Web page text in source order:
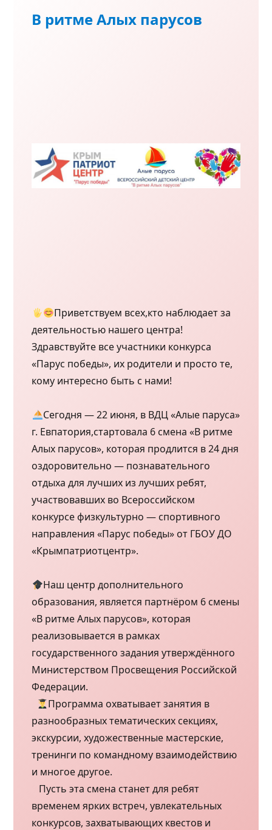
В ритме Алых парусов
Приветствуем всех,кто наблюдает за
деятельностью нашего центра!
Здравствуйте все участники конкурса
«Парус победы», их родители и просто те,
кому интересно быть с нами!
Сегодня — 22 июня, в ВДЦ «Алые паруса»
г. Евпатория,стартовала 6 смена «В ритме
Алых парусов», которая продлится в 24 дня
оздоровительно — познавательного
отдыха для лучших из лучших ребят,
участвовавших во Всероссийском
конкурсе физкультурно — спортивного
направления «Парус победы» от ГБОУ ДО
«Крымпатриотцентр».
Наш центр дополнительного
образования, является партнёром 6 смены
«В ритме Алых парусов», которая
реализовывается в рамках
государственного задания утверждённого
Министерством Просвещения Российской
Федерации.
Программа охватывает занятия в
разнообразных тематических секциях,
экскурсии, художественные мастерские,
тренинги по командному взаимодействию
и многое другое.
Пусть эта смена станет для ребят
временем ярких встреч, увлекательных
конкурсов, захватывающих квестов и